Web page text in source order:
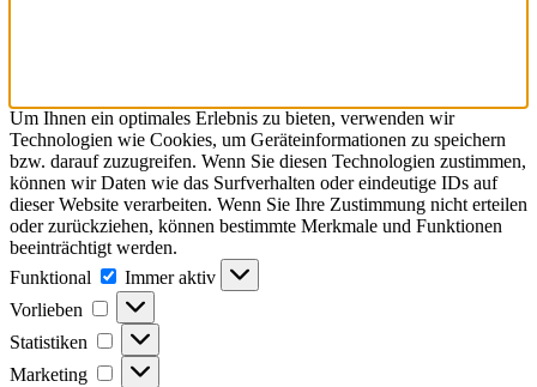
Um Ihnen ein optimales Erlebnis zu bieten, verwenden wir
Technologien wie Cookies, um Geräteinformationen zu speichern
bzw. darauf zuzugreifen. Wenn Sie diesen Technologien zustimmen,
können wir Daten wie das Surfverhalten oder eindeutige IDs auf
dieser Website verarbeiten. Wenn Sie Ihre Zustimmung nicht erteilen
oder zurückziehen, können bestimmte Merkmale und Funktionen
beeinträchtigt werden.
Funktional
Funktional
Immer aktiv
Vorlieben
Vorlieben
Statistiken Statistiken
Marketing Marketing